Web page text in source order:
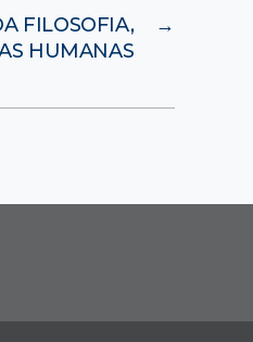
→
FILOSOFIA,
HUMANAS